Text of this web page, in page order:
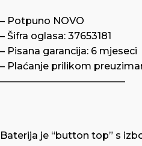
– Potpuno NOVO
– Šifra oglasa: 37653181
– Pisana garancija: 6 mjeseci
– Plaćanje prilikom
—————————————
Baterija je “button top” s